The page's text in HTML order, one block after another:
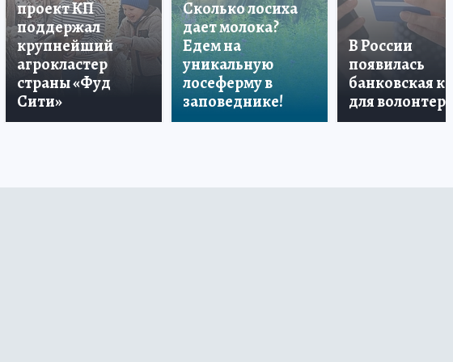
проект КП
поддержал
крупнейший
агрокластер
страны «Фуд
Сити»
Сколько лосиха
дает молока?
Едем на
уникальную
лосеферму в
заповеднике!
В России
появилась
банковская
для волонтеров